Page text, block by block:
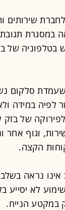
לחברת שירותים
במסגרת
של
סלקום
לפיה במידה
של בזק
וגוף אחר
הקצה.
אינו נראה
לא יסייע
במקטע הנייח.